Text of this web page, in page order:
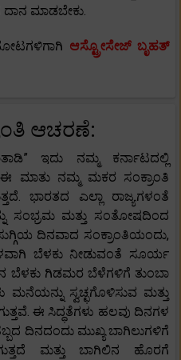
ಮಾಡಬೇಕು.
ಆಸ್ಟ್ರೋಸೇಜ್ ಬೃಹತ್
ಆಚರಣೆ:
ಇದು ನಮ್ಮ ಕರ್ನಾಟದಲ್ಲಿ
ಈ ಮಾತು ನಮ್ಮ ಮಕರ ಸಂಕ್ರಾಂತಿ
ಭಾರತದ ಎಲ್ಲಾ ರಾಜ್ಯಗಳಂತೆ
ಸಂಭ್ರಮ ಮತ್ತು ಸಂತೋಷದಿಂದ
ದಿನವಾದ ಸಂಕ್ರಾಂತಿಯಂದು,
ಬೆಳಕು ನೀಡುವಂತೆ ಸೂರ್ಯ
ಬೆಳಕು ಗಿಡಮರ ಬೆಳೆಗಳಿಗೆ ತುಂಬಾ
ಮನೆಯನ್ನು ಸ್ವಚ್ಛಗೊಳಿಸುವ ಮತ್ತು
ಈ ಸಿದ್ಧತೆಗಳು ಹಲವು ದಿನಗಳ
ದಿನದಂದು ಮುಖ್ಯ ಬಾಗಿಲುಗಳಿಗೆ
ಮತ್ತು ಬಾಗಿಲಿನ ಹೊರಗೆ